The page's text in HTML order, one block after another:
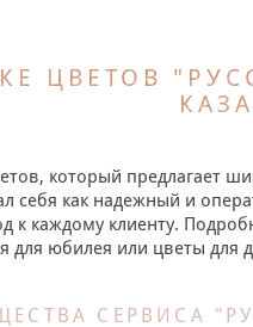
ЦВЕТОВ
который предлагает
себя как надежный и
к каждому клиенту.
юбилея или цветы для
СЕРВИСА